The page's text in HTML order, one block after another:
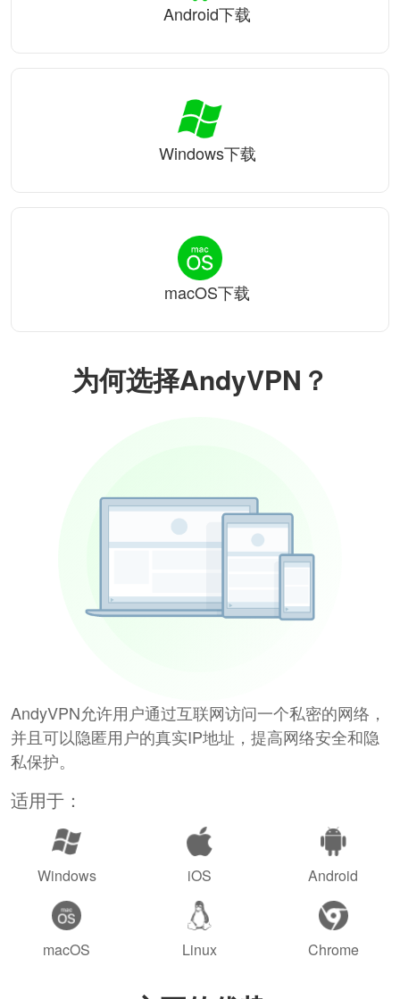
为何选择AndyVPN？
AndyVPN允许用户通过互联网访问一个私密的网络，
并且可以隐匿用户的真实IP地址，提高网络安全和隐
私保护。
适用于：
Windows iOS Android
macOS Linux Chrome
Android下载
Windows下载
macOS下载